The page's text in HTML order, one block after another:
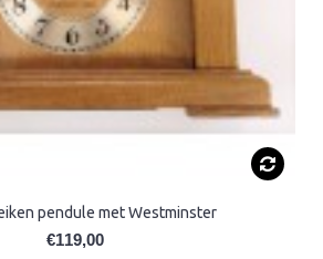
pendule met Westminster
€119,00